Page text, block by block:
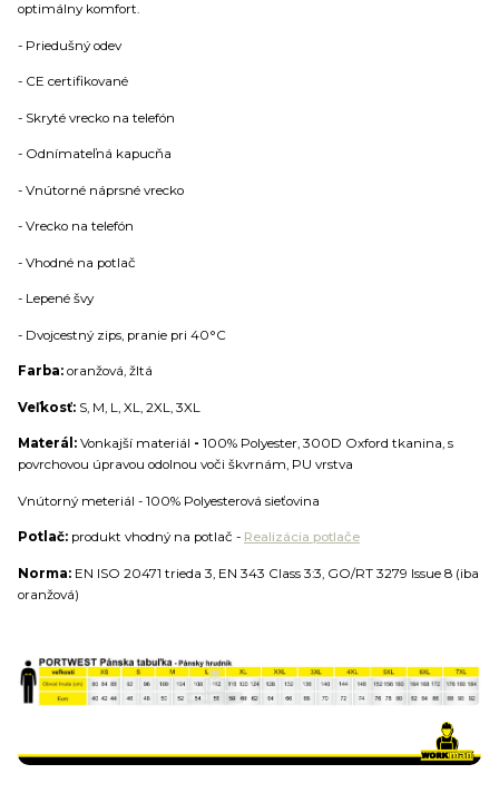
optimálny komfort.
- Priedušný odev
- CE certifikované
- Skryté vrecko na telefón
- Odnímateľná kapucňa
- Vnútorné náprsné vrecko
- Vrecko na telefón
- Vhodné na potlač
- Lepené švy
- Dvojcestný zips, pranie pri 40°C
Farba: oranžová, žltá
Veľkosť: S, M, L, XL, 2XL, 3XL
Materál: Vonkajší materiál - 100% Polyester, 300D Oxford tkanina, s
povrchovou úpravou odolnou voči škvrnám, PU vrstva
Vnútorný meteriál - 100% Polyesterová sieťovina
Potlač: produkt vhodný na potlač - Realizácia potlače
Norma: EN ISO 20471 trieda 3, EN 343 Class 3:3, GO/RT 3279 Issue 8 (iba
oranžová)